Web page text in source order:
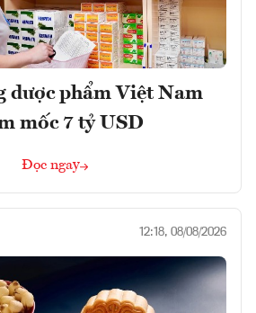
dược phẩm Việt Nam
mốc 7 tỷ USD
Đọc ngay
12:18, 08/08/2026